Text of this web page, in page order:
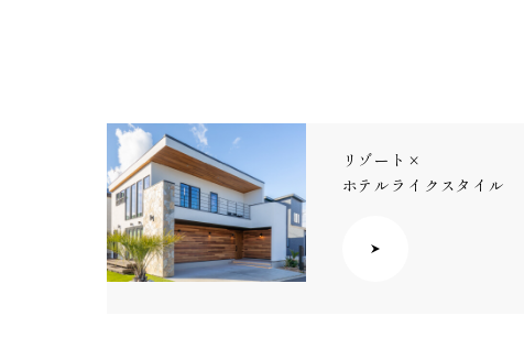
リゾート×
ホテルライクスタイル